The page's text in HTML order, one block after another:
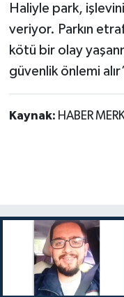
Haliyle park,
veriyor. Parkın
kötü bir olay
güvenlik önlemi
Kaynak: HABER